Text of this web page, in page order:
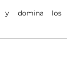
y domina los